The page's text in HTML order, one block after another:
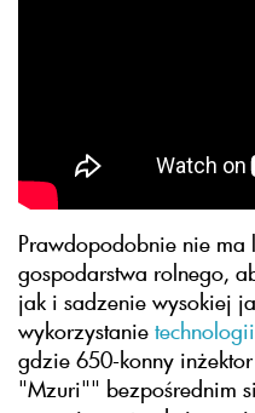
Prawdopodobnie nie ma
gospodarstwa rolnego,
jak i sadzenie wysokiej
wykorzystanie
gdzie 650-konny
"Mzuri"" bezpośrednim